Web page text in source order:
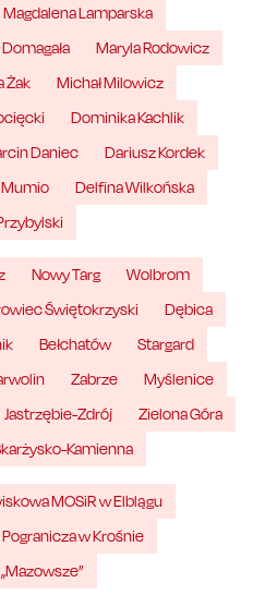
Magdalena Lamparska
Domagała
Maryla Rodowicz
Żak
Michał Milowicz
Dominika Kachlik
Daniec
Dariusz Kordek
Mumio
Delfina Wilkońska
Nowy Targ
Wolbrom
Świętokrzyski
Dębica
Bełchatów
Stargard
Zabrze
Myślenice
Jastrzębie-Zdrój
Zielona Góra
Kamienna
MOSiR w Elblągu
w Krośnie